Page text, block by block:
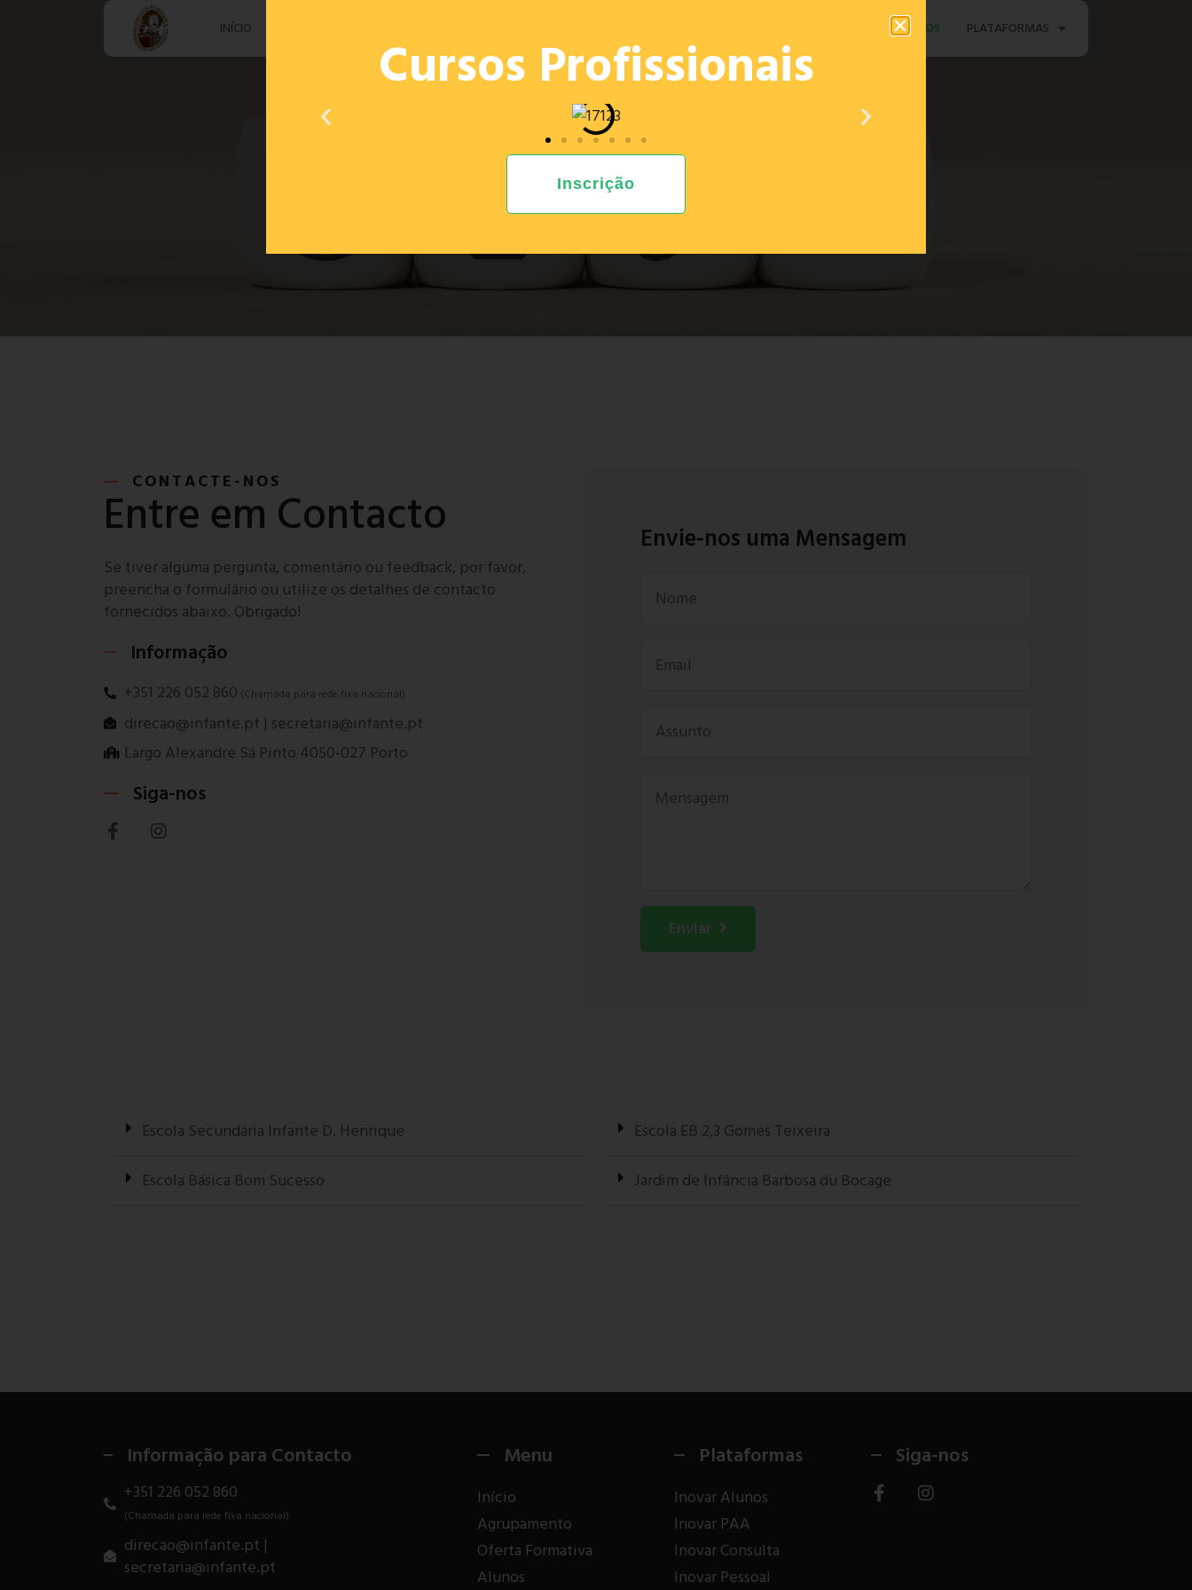
INÍCIO CONTACTOS PLATAFORMAS
CONTACTE-NOS
CONTACTE-NOS
Entre em Contacto
Se tiver alguma pergunta, comentário ou feedback, por favor,
preencha o formulário ou utilize os detalhes de contacto
fornecidos abaixo. Obrigado!
Informação
+351 226 052 860 (Chamada para rede fixa nacional)
direcao@infante.pt | secretaria@infante.pt
Largo Alexandre Sá Pinto 4050-027 Porto
Siga-nos
Envie-nos uma Mensagem
Enviar
Escola Secundária Infante D. Henrique
Escola Básica Bom Sucesso
Escola EB 2,3 Gomes Teixeira
Jardim de Infância Barbosa du Bocage
Informação para Contacto
+351 226 052 860
(Chamada para rede fixa nacional)
direcao@infante.pt |
secretaria@infante.pt
Menu
Início
Agrupamento
Oferta Formativa
Alunos
Plataformas
Inovar Alunos
Inovar PAA
Inovar Consulta
Inovar Pessoal
Siga-nos
Cursos Profissionais
Inscrição